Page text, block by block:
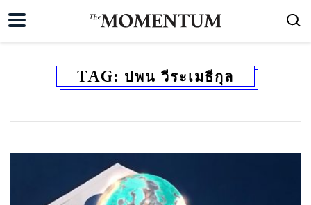
TAG: ปพน วีระเมธีกุล